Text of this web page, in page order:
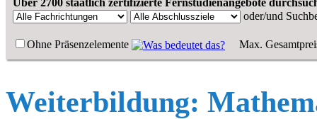
Über 2700 staatlich zertifizierte Fernstudienangebote
oder/und
Ohne Präsenzelemente Max.
Weiterbildung: